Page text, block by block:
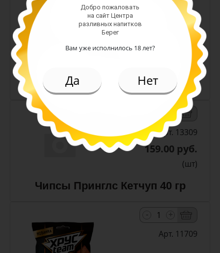
119.00 руб.
(шт)
Чипсы Лейс Краб 70 гр
+
Арт. 13309
159.00 руб.
(шт)
Чипсы Принглс Кетчуп 40 гр
Арт. 11709
Добро пожаловать
на сайт Центра
разливных напитков
Берег
Вам уже исполнилось 18 лет?
Да Нет